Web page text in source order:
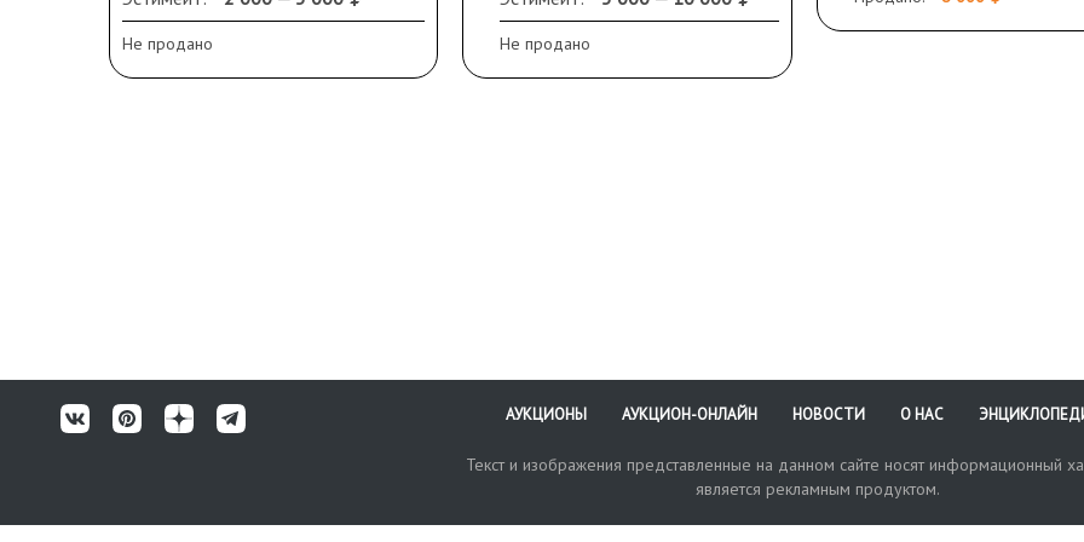
Не продано Не продано
АУКЦИОНЫ АУКЦИОН-ОНЛАЙН НОВОСТИ О НАС
Текст и изображения представленные на данном сайте носят информационный
является рекламным продуктом.